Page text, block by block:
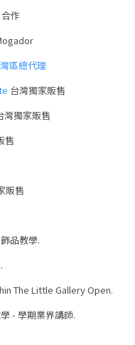
作
區總代理
台灣獨家販售
灣獨家販售
售
販售
品教學.
The Little Gallery Open.
- 學期業界講師.